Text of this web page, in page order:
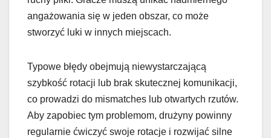
angażowania się w jeden obszar, co może
stworzyć luki w innych miejscach.
Typowe błędy obejmują niewystarczającą
szybkość rotacji lub brak skutecznej komunikacji,
co prowadzi do mismatches lub otwartych rzutów.
Aby zapobiec tym problemom, drużyny powinny
regularnie ćwiczyć swoje rotacje i rozwijać silne